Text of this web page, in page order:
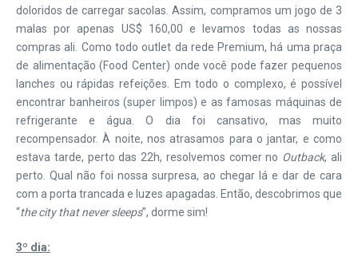
doloridos de carregar sacolas. Assim, compramos um jogo de 3
malas por apenas US$ 160,00 e levamos todas as nossas
compras ali. Como todo outlet da rede Premium, há uma praça
de alimentação (Food Center) onde você pode fazer pequenos
lanches ou rápidas refeições. Em todo o complexo, é possível
encontrar banheiros (super limpos) e as famosas máquinas de
refrigerante e água. O dia foi cansativo, mas muito
recompensador. À noite, nos atrasamos para o jantar, e como
estava tarde, perto das 22h, resolvemos comer no Outback, ali
perto. Qual não foi nossa surpresa, ao chegar lá e dar de cara
com a porta trancada e luzes apagadas. Então, descobrimos que
“the city that never sleeps”, dorme sim!
3º dia: